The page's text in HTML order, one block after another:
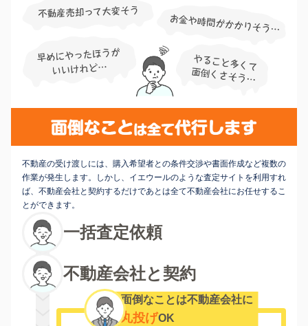
不動産の受け渡しには、購入希望者との条件交渉や書面作成など複数の
作業が発生します。しかし、イエウールのような査定サイトを利用すれ
ば、不動産会社と契約するだけであとは全て不動産会社にお任せするこ
とができます。
一括査定依頼
不動産会社と契約
面倒なことは不動産会社に
丸投げOK